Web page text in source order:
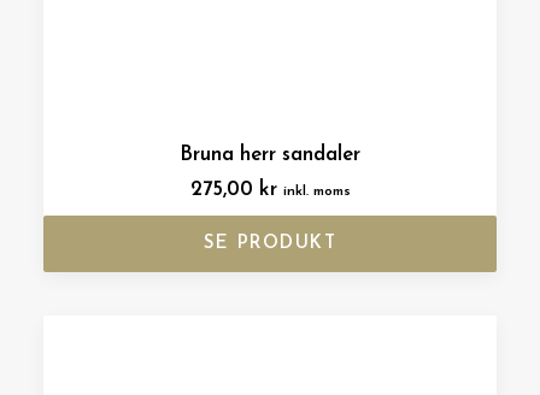
Bruna herr sandaler
275,00 kr inkl. moms
SE PRODUKT